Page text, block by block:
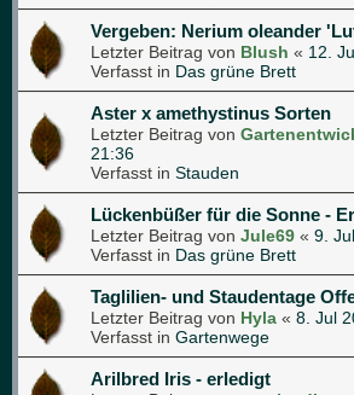
Vergeben: Nerium oleander
Letzter Beitrag von Blush « 12.
Verfasst in Das grüne Brett
Aster x amethystinus Sorten
Letzter Beitrag von
21:36
Verfasst in Stauden
Lückenbüßer für die Sonne -
Letzter Beitrag von Jule69 « 9.
Verfasst in Das grüne Brett
Taglilien- und Staudentage
Letzter Beitrag von Hyla « 8. Jul
Verfasst in Gartenwege
Arilbred Iris - erledigt